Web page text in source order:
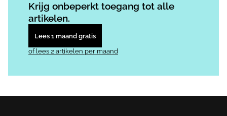
Krijg onbeperkt toegang tot alle
artikelen.
Lees 1 maand gratis
of lees 2 artikelen per maand